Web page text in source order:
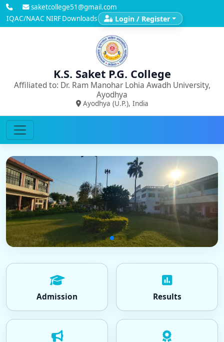
saketcollege51@gmail.com
IQAC/NAAC NIRFDownloads Login / Register
K.S. Saket P.G. College
Affiliated to: Dr. Ram Manohar Lohia Awadh University,
Ayodhya
Ayodhya (U.P.), India
Admission Results